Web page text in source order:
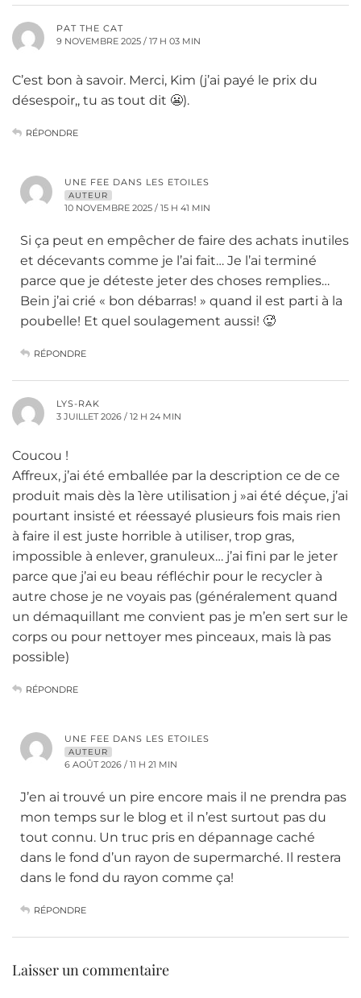
PAT THE CAT
9 NOVEMBRE 2025 / 17 H 03 MIN
C’est bon à savoir. Merci, Kim (j’ai payé le prix du
désespoir,, tu as tout dit 😬).
RÉPONDRE
UNE FEE DANS LES ETOILES
AUTEUR
10 NOVEMBRE 2025 / 15 H 41 MIN
Si ça peut en empêcher de faire des achats inutiles
et décevants comme je l’ai fait… Je l’ai terminé
parce que je déteste jeter des choses remplies…
Bein j’ai crié « bon débarras! » quand il est parti à la
poubelle! Et quel soulagement aussi! 🥵
RÉPONDRE
LYS-RAK
3 JUILLET 2026 / 12 H 24 MIN
Coucou !
Affreux, j’ai été emballée par la description ce de ce
produit mais dès la 1ère utilisation j »ai été déçue, j’ai
pourtant insisté et réessayé plusieurs fois mais rien
à faire il est juste horrible à utiliser, trop gras,
impossible à enlever, granuleux… j’ai fini par le jeter
parce que j’ai eu beau réfléchir pour le recycler à
autre chose je ne voyais pas (généralement quand
un démaquillant me convient pas je m’en sert sur le
corps ou pour nettoyer mes pinceaux, mais là pas
possible)
RÉPONDRE
UNE FEE DANS LES ETOILES
AUTEUR
6 AOÛT 2026 / 11 H 21 MIN
J’en ai trouvé un pire encore mais il ne prendra pas
mon temps sur le blog et il n’est surtout pas du
tout connu. Un truc pris en dépannage caché
dans le fond d’un rayon de supermarché. Il restera
dans le fond du rayon comme ça!
RÉPONDRE
Laisser un commentaire